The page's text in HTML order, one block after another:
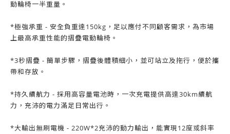
動輪椅一半重量。
*極強承重 - 安全負重達150kg，足以應付不同顧客需求，為市場
上最高承重性能的摺疊電動輪椅。
*3秒摺疊 - 簡單步驟，摺疊後體積細小，並可站立及拖行，便於攜
帶和存放。
*持久續航力 - 採用高容量電池時，一次充電提供高達30km續航
力，充沛的電力滿足日常出行。
*大輸出無刷電機 - 220W*2充沛的動力輸出，能實現12度或斜率